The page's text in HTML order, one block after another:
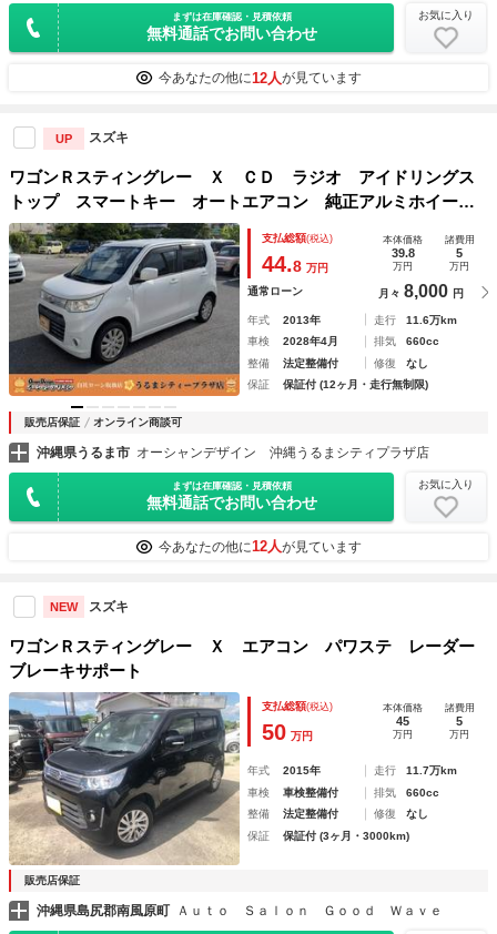
まずは在庫確認・見積依頼
無料通話でお問い合わせ
お気に入り
今あなたの他に12人が見ています
UP スズキ
ワゴンＲスティングレー Ｘ ＣＤ ラジオ アイドリングス
トップ スマートキー オートエアコン 純正アルミホイー
ル 白 ホワイト パール 衝突安全ボディ 盗難防止システ
ム 助手席エアバッグ
支払総額(税込)
44.8 万円
本体価格
39.8
万円
諸費用
5
万円
通常ローン 月々 8,000 円
年式 2013年 走行
11.6万km
車検
2028年4月 排気
660cc
整備
法定整備付 修復
なし
保証
保証付 (12ヶ月・走行無制限)
販売店保証 オンライン商談可
沖縄県うるま市 オーシャンデザイン 沖縄うるまシティプラザ店
まずは在庫確認・見積依頼
無料通話でお問い合わせ
お気に入り
今あなたの他に12人が見ています
NEW スズキ
ワゴンＲスティングレー Ｘ エアコン パワステ レーダー
ブレーキサポート
支払総額(税込)
50 万円
本体価格
45
万円
諸費用
5
万円
年式 2015年 走行
11.7万km
車検
車検整備付 排気
660cc
整備
法定整備付 修復
なし
保証
保証付 (3ヶ月・3000km)
販売店保証
沖縄県島尻郡南風原町 Ａｕｔｏ Ｓａｌｏｎ Ｇｏｏｄ Ｗａｖｅ